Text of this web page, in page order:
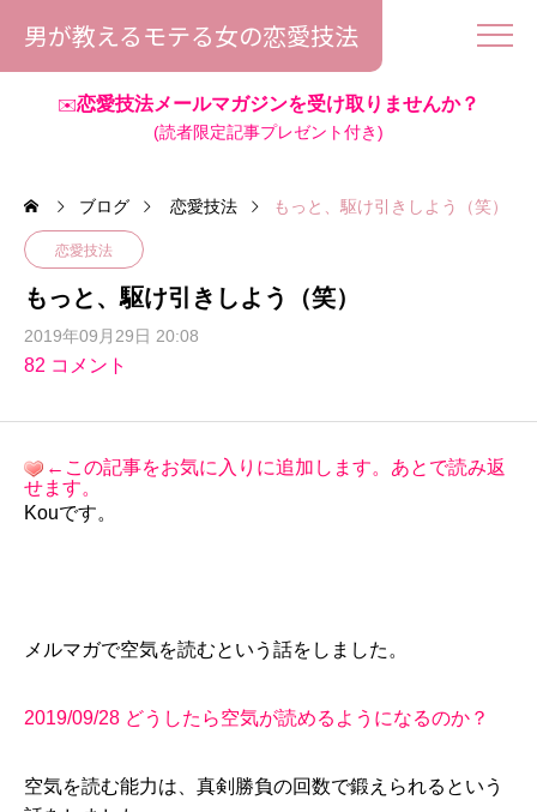
男が教えるモテる女の恋愛技法
✉️恋愛技法メールマガジンを受け取りませんか？
(読者限定記事プレゼント付き)
ブログ 恋愛技法 もっと、駆け引きしよう（笑）
恋愛技法
もっと、駆け引きしよう（笑）
2019年09月29日 20:08
82 コメント
←この記事をお気に入りに追加します。あとで読み返
せます。
Kouです。
メルマガで空気を読むという話をしました。
2019/09/28 どうしたら空気が読めるようになるのか？
空気を読む能力は、真剣勝負の回数で鍛えられるという